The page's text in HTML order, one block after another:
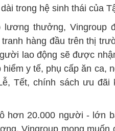
trong hệ sinh thái của
lương thưởng, Vingroup
tranh hàng đầu trên thị
lao động sẽ được
hiểm y tế, phụ cấp ăn ca,
Tết, chính sách ưu
hơn 20.000 người - lớn
Vingroup mong